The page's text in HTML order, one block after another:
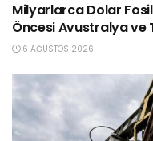
Milyarlarca Dolar Fosil
Öncesi Avustralya ve
6 AĞUSTOS 2026